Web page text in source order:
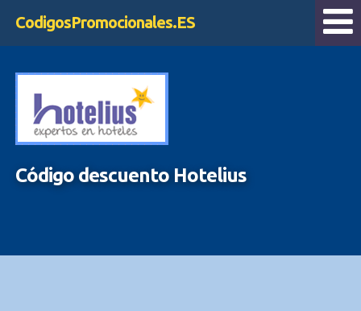
CodigosPromocionales.ES
Código descuento Hotelius